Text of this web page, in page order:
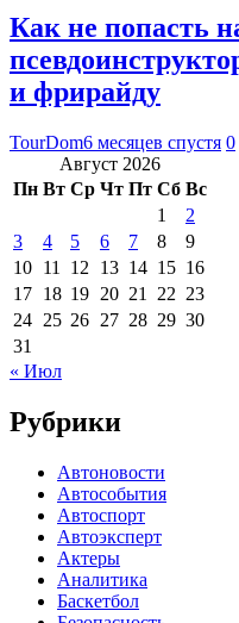
Как не попасть
и фрирайду
TourDom6 месяцев спустя 0
Август 2026
Пн Вт Ср Чт Пт Сб Вс
1
2
3
4 5 6 7 8
9
10 11 12 13 14 15 16
17 18 19 20 21 22 23
24 25 26 27 28 29 30
31
« Июл
Рубрики
Автоновости
Автособытия
Автоспорт
Автоэксперт
Актеры
Аналитика
Баскетбол